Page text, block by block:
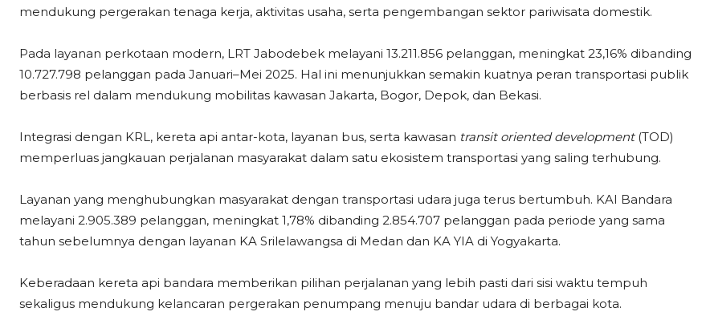
mendukung pergerakan tenaga kerja, aktivitas usaha, serta pengembangan sektor pariwisata domestik.
Pada layanan perkotaan modern, LRT Jabodebek melayani 13.211.856 pelanggan, meningkat 23,16% dibanding
10.727.798 pelanggan pada Januari–Mei 2025. Hal ini menunjukkan semakin kuatnya peran transportasi publik
berbasis rel dalam mendukung mobilitas kawasan Jakarta, Bogor, Depok, dan Bekasi.
Integrasi dengan KRL, kereta api antar-kota, layanan bus, serta kawasan transit oriented development(TOD)
memperluas jangkauan perjalanan masyarakat dalam satu ekosistem transportasi yang saling terhubung.
Layanan yang menghubungkan masyarakat dengan transportasi udara juga terus bertumbuh. KAI Bandara
melayani 2.905.389 pelanggan, meningkat 1,78% dibanding 2.854.707 pelanggan pada periode yang sama
tahun sebelumnya dengan layanan KA Srilelawangsa di Medan dan KA YIA di Yogyakarta.
Keberadaan kereta api bandara memberikan pilihan perjalanan yang lebih pasti dari sisi waktu tempuh
sekaligus mendukung kelancaran pergerakan penumpang menuju bandar udara di berbagai kota.